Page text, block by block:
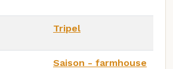
Tripel
Saison - farmhouse